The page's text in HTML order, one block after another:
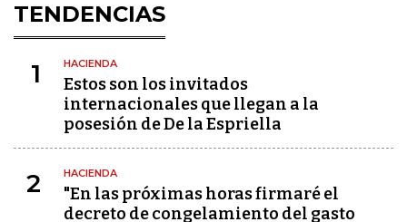
TENDENCIAS
1 HACIENDA
Estos son los invitados
internacionales que llegan a la
posesión de De la Espriella
2 HACIENDA
"En las próximas horas firmaré el
decreto de congelamiento del gasto